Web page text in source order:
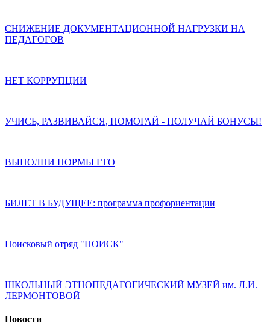
СНИЖЕНИЕ ДОКУМЕНТАЦИОННОЙ НАГРУЗКИ НА
ПЕДАГОГОВ
НЕТ КОРРУПЦИИ
УЧИСЬ, РАЗВИВАЙСЯ, ПОМОГАЙ - ПОЛУЧАЙ БОНУСЫ!
ВЫПОЛНИ НОРМЫ ГТО
БИЛЕТ В БУДУЩЕЕ: программа профориентации
Поисковый отряд "ПОИСК"
ШКОЛЬНЫЙ ЭТНОПЕДАГОГИЧЕСКИЙ МУЗЕЙ им. Л.И.
ЛЕРМОНТОВОЙ
Новости